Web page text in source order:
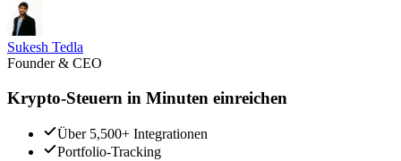
Sukesh Tedla
Founder & CEO
Krypto-Steuern in Minuten einreichen
Über 5,500+ Integrationen
Portfolio-Tracking